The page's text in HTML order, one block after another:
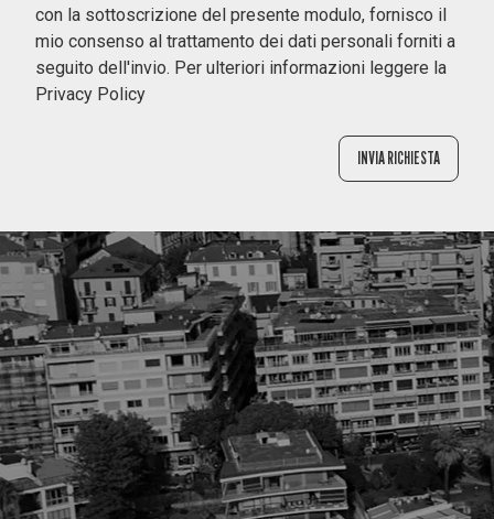
con la sottoscrizione del presente modulo, fornisco il
mio consenso al trattamento dei dati personali forniti a
seguito dell'invio. Per ulteriori informazioni leggere la
Privacy Policy